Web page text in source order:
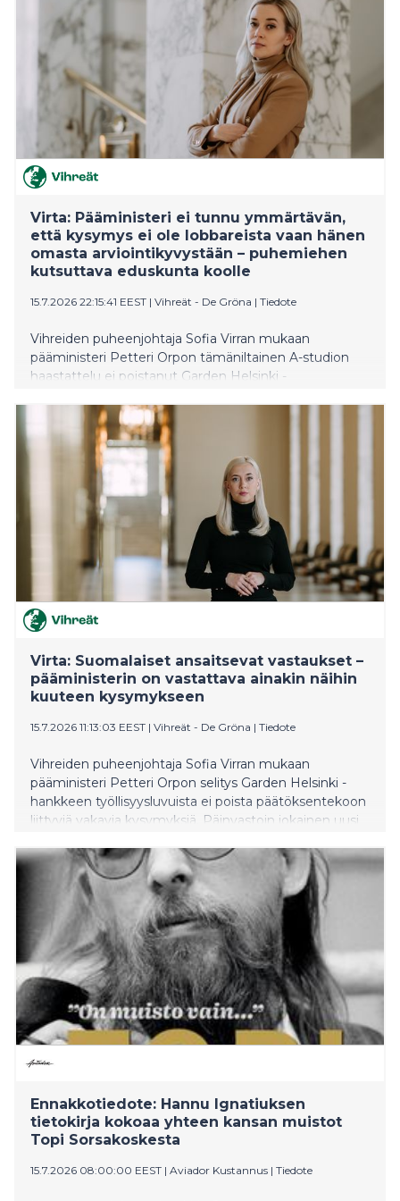
Virta: Pääministeri ei tunnu ymmärtävän,
että kysymys ei ole lobbareista vaan hänen
omasta arviointikyvystään – puhemiehen
kutsuttava eduskunta koolle
15.7.2026 22:15:41 EEST | Vihreät - De Gröna | Tiedote
Vihreiden puheenjohtaja Sofia Virran mukaan
pääministeri Petteri Orpon tämäniltainen A-studion
haastattelu ei poistanut Garden Helsinki -
se vahvisti huolen siitä, että 35 miljoonan euron
tukilinjaus tehtiin ennen asianmukaista valmistelua,
laskelmia ja riippumattomia vaikutusarvioita.
Virta: Suomalaiset ansaitsevat vastaukset –
pääministerin on vastattava ainakin näihin
kuuteen kysymykseen
15.7.2026 11:13:03 EEST | Vihreät - De Gröna | Tiedote
Vihreiden puheenjohtaja Sofia Virran mukaan
pääministeri Petteri Orpon selitys Garden Helsinki -
hankkeen työllisyysluvuista ei poista päätöksentekoon
liittyviä vakavia kysymyksiä. Päinvastoin jokainen uusi
kysymyksiä kuin antavan vastauksia.
Ennakkotiedote: Hannu Ignatiuksen
tietokirja kokoaa yhteen kansan muistot
Topi Sorsakoskesta
15.7.2026 08:00:00 EEST | Aviador Kustannus | Tiedote